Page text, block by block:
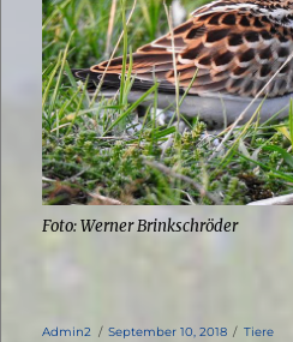
Foto: Werner Brinkschröder
Autor
Admin2
Veröffentlicht
September 10, 2018 Tiere